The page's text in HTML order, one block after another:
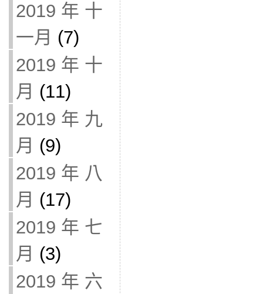
2019 年 十
一月 (7)
2019 年 十
月 (11)
2019 年 九
月 (9)
2019 年 八
月 (17)
2019 年 七
月 (3)
2019 年 六